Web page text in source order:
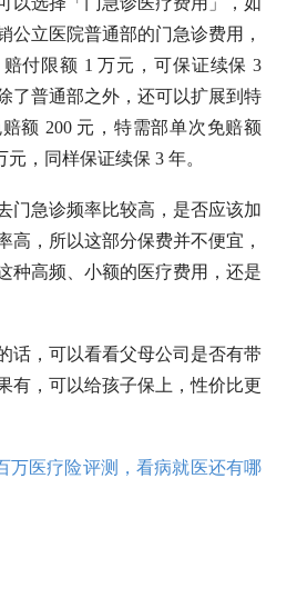
公立医院普通部的门急诊费用，
付限额 1 万元，可保证续保 3
了普通部之外，还可以扩展到特
额 200 元，特需部单次免赔额
，同样保证续保 3 年。
门急诊频率比较高，是否应该加
高，所以这部分保费并不便宜，
种高频、小额的医疗费用，还是
话，可以看看父母公司是否有带
有，可以给孩子保上，性价比更
万医疗险评测，看病就医还有哪